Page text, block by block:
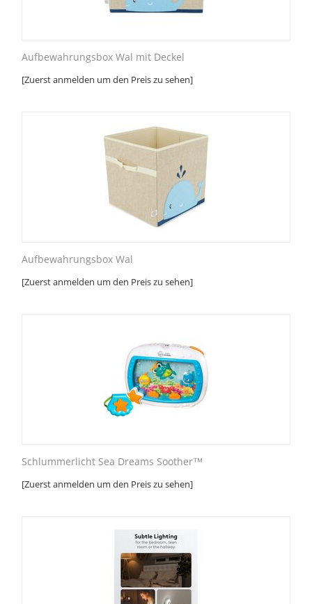
Aufbewahrungsbox Wal mit Deckel
[Zuerst anmelden um den Preis zu sehen]
Aufbewahrungsbox Wal
[Zuerst anmelden um den Preis zu sehen]
Schlummerlicht Sea Dreams Soother™
[Zuerst anmelden um den Preis zu sehen]